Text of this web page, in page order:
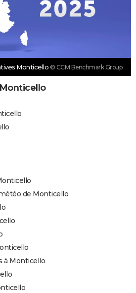
Monticello © CCM Benchmark Group
de Monticello
à Monticello